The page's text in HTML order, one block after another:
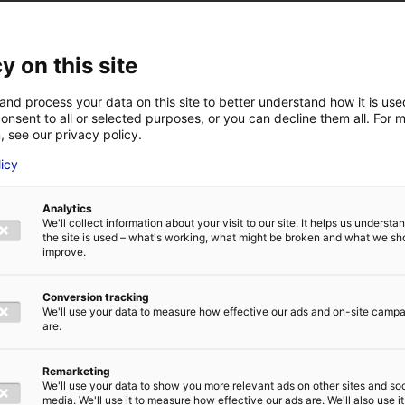
ADRESSE E-MAIL*
DE CONFIDENTIALITÉ
clusters, technopoles, institut de recherche
Technocampus
de l’innovation et de l’accompagnement
leurs expertises à votre service, sur des
Les matériaux composites à Nantes, la robotique/
la réalité virtuelle/réalité augmentée à Laval et Saint
au Mans.
sur les Technocampus :www.technocampus.fr
que l’économie
et équilibrée, offre
de marchés
on this site
process your data on this site to better understand how it is
to all or selected purposes, or you can decline them all. For
see our privacy policy.
Analytics
We'll collect information about your visit to our site. It helps us
the site is used – what's working, what might be broken and what we
improve.
Conversion tracking
We'll use your data to measure how effective our ads and on-site
are.
Remarketing
We'll use your data to show you more relevant ads on other sites and
media. We'll use it to measure how effective our ads are. We'll also use